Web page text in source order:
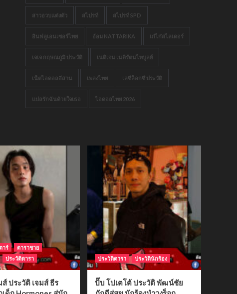
สาวอวบแต่งตัว สไปรท์ สไปรท์ SPD
อินฟลูเอนเซอร์ไทย อ้อม NATTARIKA เก๋ไก๋สไลเดอร์
เจเจ กฤษณภูมิ ประวัติ เนติเจน เนติรัตนไพบูลย์
เน็ตไอดอลอีสาน เพลงไทย เลซีล็อกซี ประวัติ
แปลรักฉันด้วยใจเธอ ไอดอลไทย 2026
าร์
ดาราชาย
ประวัติดารา
ส์ ประวัติ เจมส์ ธีร
ประวัติดารา ประวัตินักร้อง
ปั๊บ โปเตโต้ ประวัติ พัฒน์ชัย